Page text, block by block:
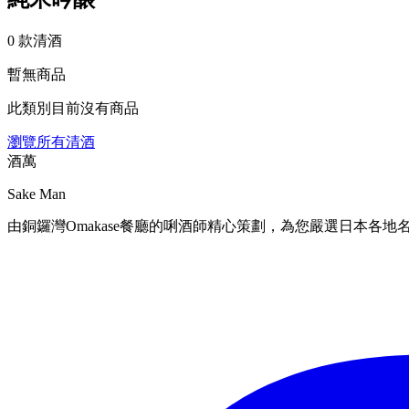
0 款清酒
暫無商品
此類別目前沒有商品
瀏覽所有清酒
酒萬
Sake Man
由銅鑼灣Omakase餐廳的唎酒師精心策劃，為您嚴選日本各地